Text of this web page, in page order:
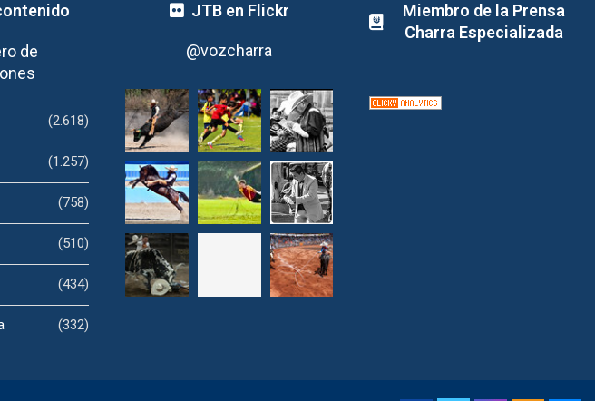
de
(2.618)
(1.257)
(758)
(510)
(434)
(332)
JTB en Flickr
@vozcharra
Miembro de la Prensa
Charra Especializada